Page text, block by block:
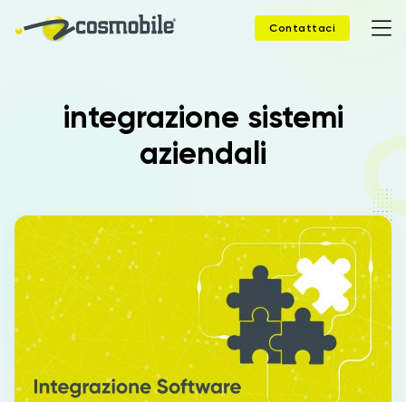
Contattaci
Home
News
Case Study
Company
integrazione sistemi
aziendali